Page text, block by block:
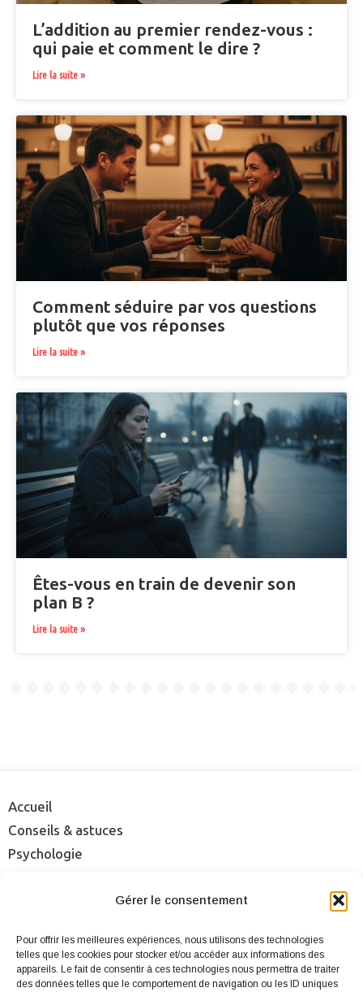
Gérer le consentement
Pour offrir les meilleures expériences, nous utilisons des technologies
telles que les cookies pour stocker et/ou accéder aux informations des
appareils. Le fait de consentir à ces technologies nous permettra de traiter
des données telles que le comportement de navigation ou les ID uniques
L’addition au premier rendez-vous :
qui paie et comment le dire ?
Lire la suite »
Comment séduire par vos questions
plutôt que vos réponses
Lire la suite »
Êtes-vous en train de devenir son
plan B ?
Lire la suite »
Accueil
Conseils & astuces
Psychologie
Sites & applis
Mentions légales